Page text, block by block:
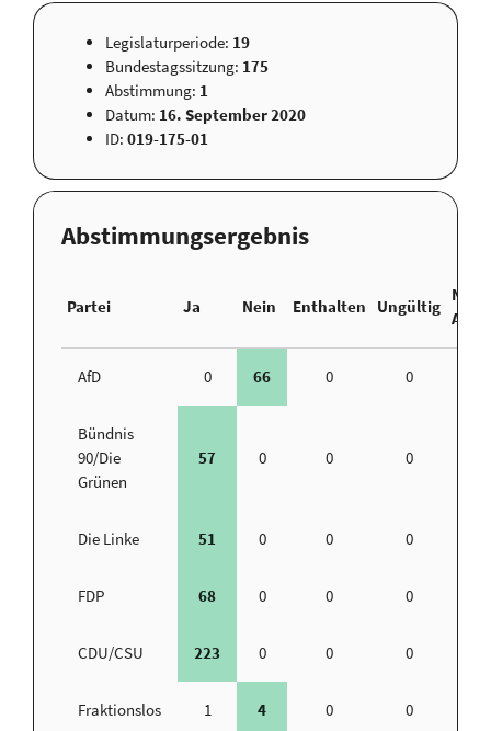
Legislaturperiode: 19
Bundestagssitzung: 175
Abstimmung: 1
Datum: 16. September 2020
ID: 019-175-01
Abstimmungsergebnis
Partei Ja Nein Enthalten Ungültig
Nicht
AfD 0 66 0 0
Bündnis
90/Die
Grünen
57 0 0 0
Die Linke 51 0 0 0
FDP 68 0 0 0
CDU/CSU 223 0 0 0
Fraktionslos 1 4 0 0